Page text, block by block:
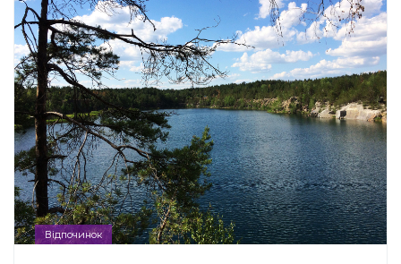
Відпочинок